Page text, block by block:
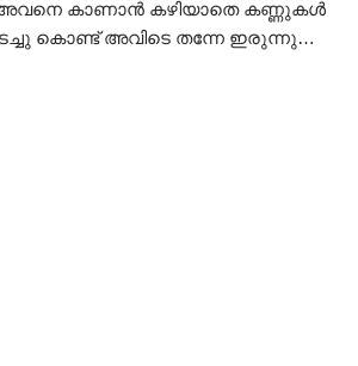
അവനെ കാണാൻ കഴിയാതെ കണ്ണുകൾ
കൊണ്ട് അവിടെ തന്നേ ഇരുന്നു…